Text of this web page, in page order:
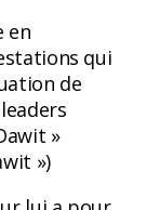
en
qui
de
»
»)